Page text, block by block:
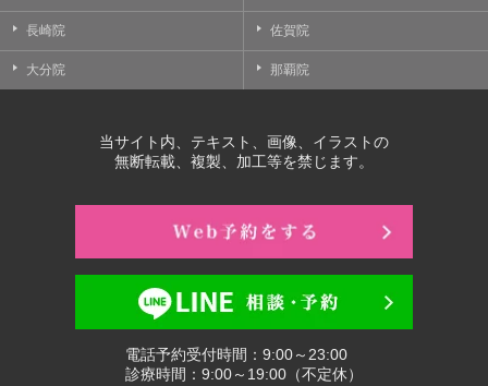
長崎院 佐賀院
大分院 那覇院
当サイト内、テキスト、画像、イラストの
無断転載、複製、加工等を禁じます。
電話予約受付時間：9:00～23:00
診療時間：9:00～19:00（不定休）